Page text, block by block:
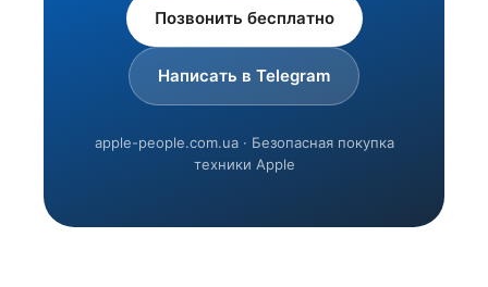
Позвонить бесплатно
Написать в Telegram
apple-people.com.ua · Безопасная покупка
техники Apple